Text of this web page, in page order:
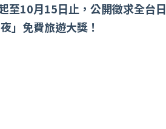
至10月15日止，公開徵求全台日
」免費旅遊大獎！